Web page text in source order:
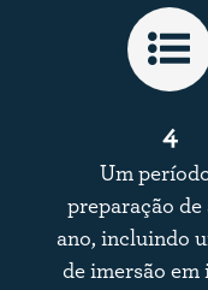
4
Um
preparação de
ano, incluindo
de imersão em